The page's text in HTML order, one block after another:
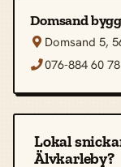
Domsand
 Domsand 5,
076-884 60 78
Lokal
Älvkarleby?